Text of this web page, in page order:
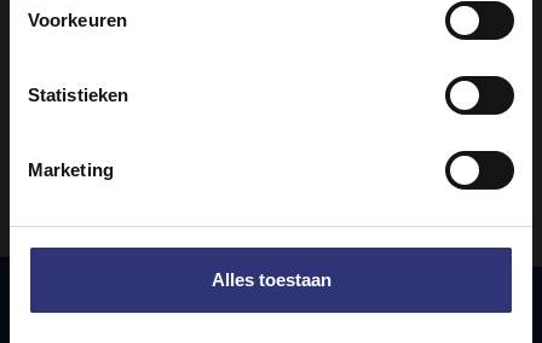
Voorkeuren
Statistieken
Marketing
Alles toestaan